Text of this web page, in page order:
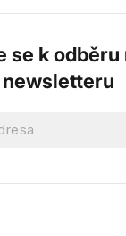
se k odběru
newsletteru